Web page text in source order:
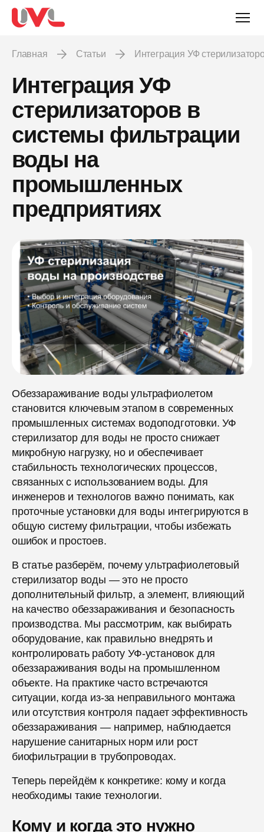
Главная Статьи Интеграция УФ
Интеграция УФ
стерилизаторов в
системы фильтрации
воды на
промышленных
предприятиях
Обеззараживание воды ультрафиолетом
становится ключевым этапом в современных
промышленных системах водоподготовки. УФ
стерилизатор для воды не просто снижает
микробную нагрузку, но и обеспечивает
стабильность технологических процессов,
связанных с использованием воды. Для
инженеров и технологов важно понимать, как
проточные установки для воды интегрируются в
общую систему фильтрации, чтобы избежать
ошибок и простоев.
В статье разберём, почему ультрафиолетовый
стерилизатор воды — это не просто
дополнительный фильтр, а элемент, влияющий
на качество обеззараживания и безопасность
производства. Мы рассмотрим, как выбирать
оборудование, как правильно внедрять и
контролировать работу УФ-установок для
обеззараживания воды на промышленном
объекте. На практике часто встречаются
ситуации, когда из-за неправильного монтажа
или отсутствия контроля падает эффективность
обеззараживания — например, наблюдается
нарушение санитарных норм или рост
биофильтрации в трубопроводах.
Теперь перейдём к конкретике: кому и когда
необходимы такие технологии.
Кому и когда это нужно